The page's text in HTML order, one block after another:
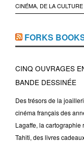
CINÉMA, DE LA
FORKS
CINQ OUVRAGES
BANDE DESSINÉE
Des trésors de la
cinéma français des
Lagaffe, la
Tahiti, des livres